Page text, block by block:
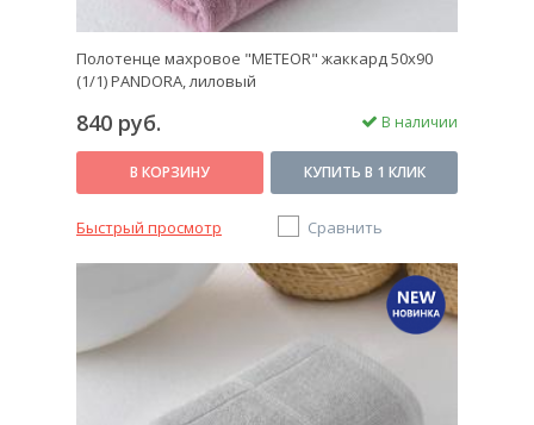
Полотенце махровое "METEOR" жаккард 50х90
(1/1) PANDORA, лиловый
840 руб. В наличии
В КОРЗИНУ КУПИТЬ В 1 КЛИК
Быстрый просмотр Сравнить